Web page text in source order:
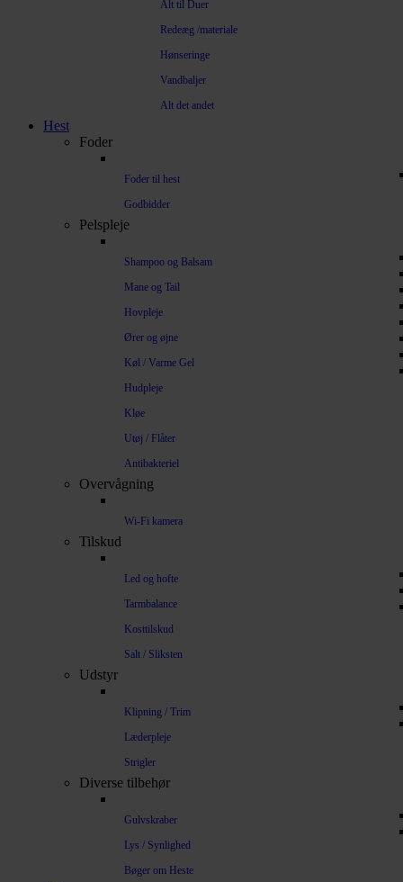
Alt til Duer
Redeæg /materiale
Hønseringe
Vandbaljer
Alt det andet
Hest
Foder
Foder til hest
Godbidder
Pelspleje
Shampoo og Balsam
Mane og Tail
Hovpleje
Ører og øjne
Køl / Varme Gel
Hudpleje
Kløe
Utøj / Flåter
Antibakteriel
Overvågning
Wi-Fi kamera
Tilskud
Led og hofte
Tarmbalance
Kosttilskud
Salt / Sliksten
Udstyr
Klipning / Trim
Læderpleje
Strigler
Diverse tilbehør
Gulvskraber
Lys / Synlighed
Bøger om Heste